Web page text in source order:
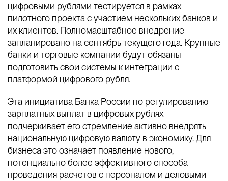
цифровыми рублями тестируется в рамках
пилотного проекта с участием нескольких банков и
их клиентов. Полномасштабное внедрение
запланировано на сентябрь текущего года. Крупные
банки и торговые компании будут обязаны
подготовить свои системы к интеграции с
платформой цифрового рубля.
Эта инициатива Банка России по регулированию
зарплатных выплат в цифровых рублях
подчеркивает его стремление активно внедрять
национальную цифровую валюту в экономику. Для
бизнеса это означает появление нового,
потенциально более эффективного способа
проведения расчетов с персоналом и деловыми